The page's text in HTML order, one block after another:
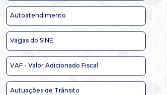
Autoatendimento
Vagas do SINE
VAF - Valor Adicionado Fiscal
Autuações de Trânsito